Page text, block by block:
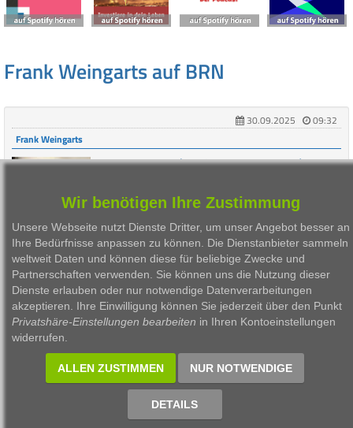
Frank Weingarts auf BRN
30.09.2025
09:32
Frank Weingarts
Frank Weingarts (Zertifikate Forum Austria): "Die
Wie lief das Jahr 2025 für die Zertifikatebranche?
Frank Weingarts vom Zertfikate Forum Austria: "Der
Privatanleger entdeckt immer mehr die ...
1
1999 - 2026 Börsen Radio Network AG
Wir benötigen Ihre Zustimmung
Unsere Webseite nutzt Dienste Dritter, um unser Angebot besser an
Ihre Bedürfnisse anpassen zu können. Die Dienstanbieter sammeln
weltweit Daten und können diese für beliebige Zwecke und
Partnerschaften verwenden. Sie können uns die Nutzung dieser
Dienste erlauben oder nur notwendige Datenverarbeitungen
akzeptieren. Ihre Einwilligung können Sie jederzeit über den Punkt
Privatshäre-Einstellungen bearbeiten in Ihren Kontoeinstellungen
widerrufen.
ALLEN ZUSTIMMEN NUR NOTWENDIGE
DETAILS